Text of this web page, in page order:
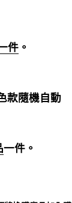
件 。
款隨機自動
一件。